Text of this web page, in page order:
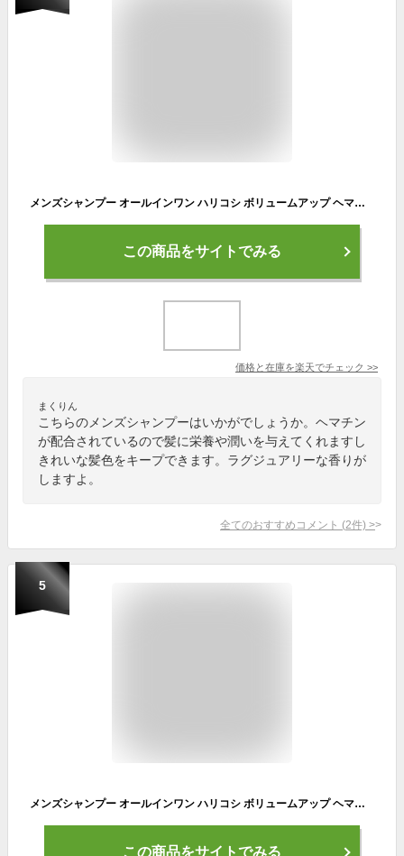
メンズシャンプー オールインワン ハリコシ ボリュームアップ ヘマチン 高級成分 濃密泡 ヘアカラー パーマ 長持ち 高級な香り 大人の香り (350ml)
この商品をサイトでみる
価格と在庫を楽天でチェック >>
まくりん
こちらのメンズシャンプーはいかがでしょうか。ヘマチン
が配合されているので髪に栄養や潤いを与えてくれますし
きれいな髪色をキープできます。ラグジュアリーな香りが
しますよ。
全てのおすすめコメント (2件) >
5
メンズシャンプー オールインワン ハリコシ ボリュームアップ ヘマチン 高級成分 濃密泡 ヘアカラー パーマ 長持ち 高級な香り 大人の香り(350ml)
この商品をサイトでみる